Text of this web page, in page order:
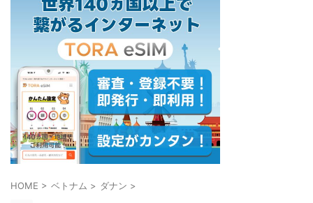
HOME > ベトナム > ダナン >